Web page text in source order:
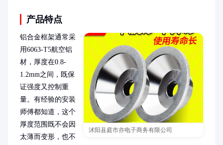
产品特点
沭阳县庭市亦电子商务有限公司
铝合金框架通常采
用6063-T5航空铝
材，厚度在0.8-
1.2mm之间，既保
证强度又控制重
量。有经验的安装
师傅都知道，这个
厚度范围既不会因
太薄而变形，也不